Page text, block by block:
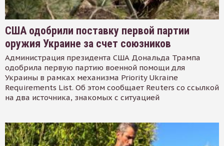
США одобрили поставку первой партии
оружия Украине за счет союзников
Администрация президента США Дональда Трампа
одобрила первую партию военной помощи для
Украины в рамках механизма Priority Ukraine
Requirements List. Об этом сообщает Reuters со ссылкой
на два источника, знакомых с ситуацией